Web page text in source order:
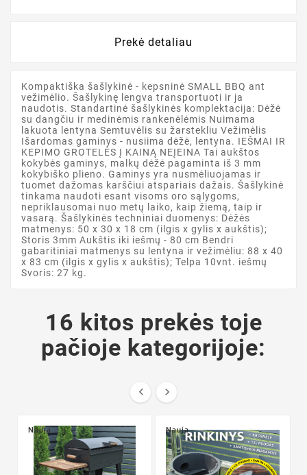
Prekė detaliau
Kompaktiška šašlykinė - kepsninė SMALL BBQ ant
vežimėlio. Šašlykinę lengva transportuoti ir ja
naudotis. Standartinė šašlykinės komplektacija: Dėžė
su dangčiu ir medinėmis rankenėlėmis Nuimama
lakuota lentyna Semtuvėlis su žarstekliu Vežimėlis
Išardomas gaminys - nusiima dėžė, lentyna. IEŠMAI IR
KEPIMO GROTELĖS Į KAINĄ NEĮEINA Tai aukštos
kokybės gaminys, malkų dėžė pagaminta iš 3 mm
kokybiško plieno. Gaminys yra nusmėliuojamas ir
tuomet dažomas karščiui atspariais dažais. Šašlykinė
tinkama naudoti esant visoms oro sąlygoms,
nepriklausomai nuo metų laiko, kaip žiemą, taip ir
vasarą. Šašlykinės techniniai duomenys: Dėžės
matmenys: 50 x 30 x 18 cm (ilgis x gylis x aukštis);
Storis 3mm Aukštis iki iešmų - 80 cm Bendri
gabaritiniai matmenys su lentyna ir vežimėliu: 88 x 40
x 83 cm (ilgis x gylis x aukštis); Telpa 10vnt. iešmų
Svoris: 27 kg.
16 kitos prekės toje
pačioje kategorijoje:
 
Nauja Nauja